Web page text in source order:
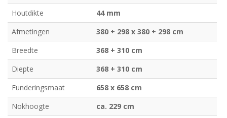
Houtdikte
44 mm
Afmetingen
380 + 298 x 380 + 298 cm
Breedte
368 + 310 cm
Diepte
368 + 310 cm
Funderingsmaat
658 x 658 cm
Nokhoogte
ca. 229 cm